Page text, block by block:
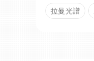
拉曼光譜